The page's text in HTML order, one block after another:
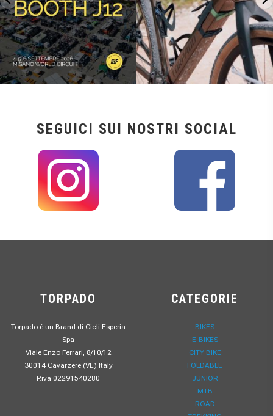
SEGUICI SUI NOSTRI SOCIAL
TORPADO
Torpado è un Brand di Cicli Esperia
Spa
Viale Enzo Ferrari, 8/10/12
30014 Cavarzere (VE) Italy
P.iva 02291540280
CATEGORIE
BIKES
E-BIKES
CITY BIKE
FOLDABLE
JUNIOR
MTB
ROAD